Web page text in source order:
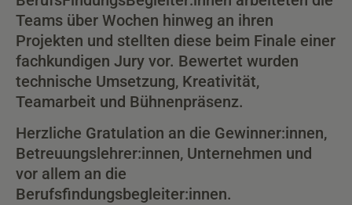
Teams über Wochen hinweg an ihren
Projekten und stellten diese beim Finale einer
fachkundigen Jury vor. Bewertet wurden
technische Umsetzung, Kreativität,
Teamarbeit und Bühnenpräsenz.
Herzliche Gratulation an die Gewinner:innen,
Betreuungslehrer:innen, Unternehmen und
vor allem an die
Berufsfindungsbegleiter:innen.